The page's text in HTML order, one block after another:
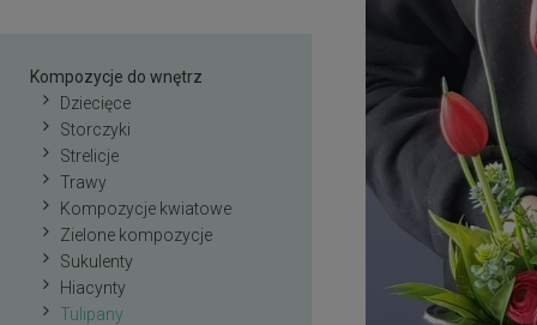
Kompozycje do wnętrz
Dziecięce
Storczyki
Strelicje
Trawy
Kompozycje kwiatowe
Zielone kompozycje
Sukulenty
Hiacynty
Tulipany